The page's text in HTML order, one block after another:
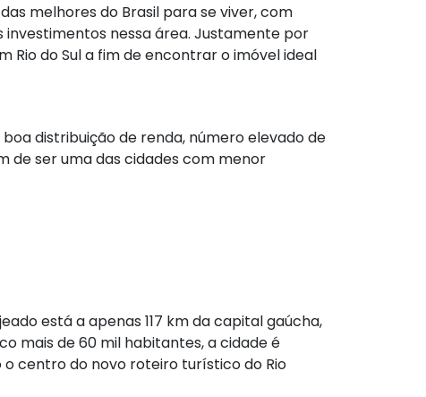
melhores do Brasil para se viver, com
nessa área. Justamente por
Rio do Sul a fim de encontrar o imóvel ideal
distribuição de renda, número elevado de
de ser uma das cidades com menor
está a apenas 117 km da capital gaúcha,
mais de 60 mil habitantes, a cidade é
o centro do novo roteiro turístico do Rio